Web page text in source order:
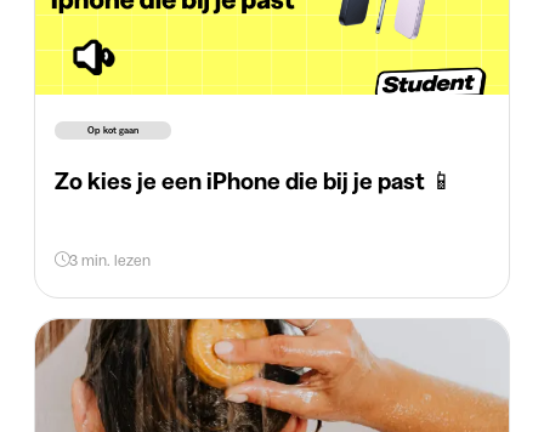
Op kot gaan
Zo kies je een iPhone die bij je past 📱
3 min. lezen